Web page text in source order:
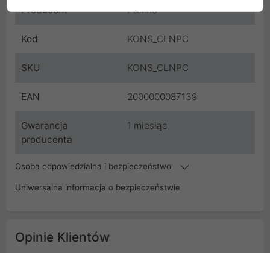
Producent Proline
Kod KONS_CLNPC
SKU KONS_CLNPC
EAN 2000000087139
Gwarancja
producenta
1 miesiąc
Osoba odpowiedzialna i bezpieczeństwo
Uniwersalna informacja o bezpieczeństwie
Opinie Klientów